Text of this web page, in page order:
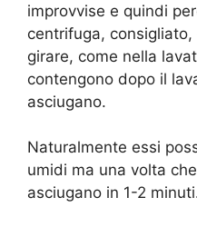
improvvise e quindi
centrifuga,
girare, come nella
contengono dopo il
asciugano.
Naturalmente essi
umidi ma una volta
asciugano in 1-2